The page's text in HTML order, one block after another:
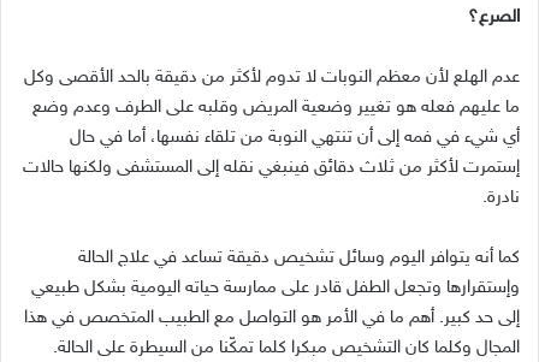
الصرع؟
عدم الهلع لأن معظم النوبات لا تدوم لأكثر من دقيقة بالحد الأقصى وكل
ما عليهم فعله هو تغيير وضعية المريض وقلبه على الطرف وعدم وضع
أي شيء في فمه إلى أن تنتهي النوبة من تلقاء نفسها، أما في حال
إستمرت لأكثر من ثلاث دقائق فينبغي نقله إلى المستشفى ولكنها حالات
نادرة.
كما أنه يتوافر اليوم وسائل تشخيص دقيقة تساعد في علاج الحالة
وإستقرارها وتجعل الطفل قادر على ممارسة حياته اليومية بشكل طبيعي
إلى حد كبير. أهم ما في الأمر هو التواصل مع الطبيب المتخصص في هذا
المجال وكلما كان التشخيص مبكرا كلما تمكّنا من السيطرة على الحالة.